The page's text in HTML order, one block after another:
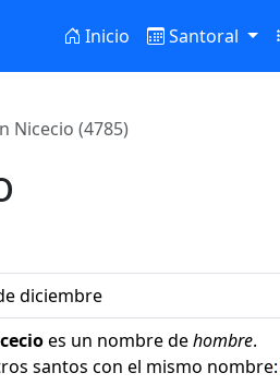
Inicio Santoral
Nicecio (4785)
diciembre
es un nombre dehombre.
santos con el mismo nombre: